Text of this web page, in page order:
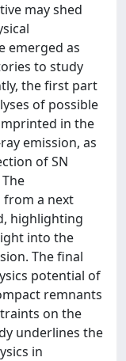
may shed
emerged as
to study
the first part
of possible
in the
emission, as
of SN
from a next
highlighting
into the
The final
potential of
remnants
on the
underlines the
in